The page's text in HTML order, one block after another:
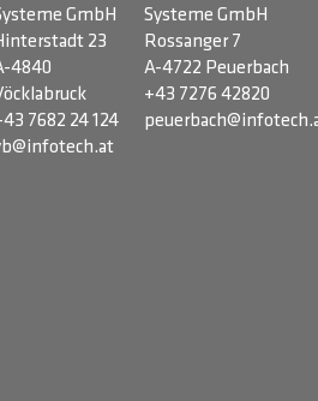
GmbH
23
4840
7682 24 124
Systeme GmbH
Rossanger 7
A-4722 Peuerbach
+43 7276 42820